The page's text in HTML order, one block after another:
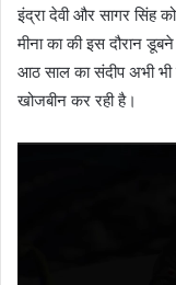
इंद्रा देवी और सागर सिंह
मीना का की इस दौरान
आठ साल का संदीप अभी भी
खोजबीन कर रही है।